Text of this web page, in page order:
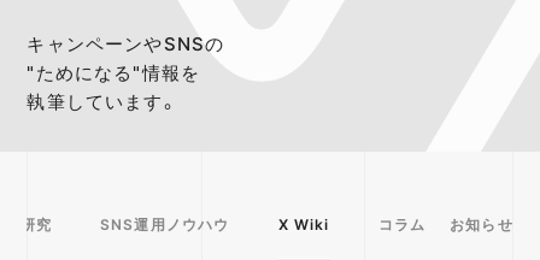
キャンペーンやSNSの
"ためになる"情報を
執筆しています。
研究 SNS運用ノウハウ X Wiki コラム お知らせ